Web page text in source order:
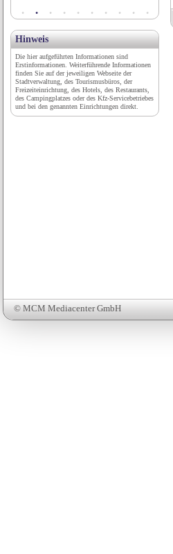
© MCM Mediacenter GmbH
Hinweis
Die hier aufgeführten Informationen sind
Erstinformationen. Weiterführende Informationen
finden Sie auf der jeweiligen Webseite der
Stadtverwaltung, des Tourismusbüros, der
Freizeiteinrichtung, des Hotels, des Restaurants,
des Campingplatzes oder des Kfz-Servicebetriebes
und bei den genannten Einrichtungen direkt.